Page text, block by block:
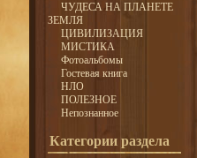
ЧУДЕСА НА ПЛАНЕТЕ
ЗЕМЛЯ
ЦИВИЛИЗАЦИЯ
МИСТИКА
Фотоальбомы
Гостевая книга
НЛО
ПОЛЕЗНОЕ
Непознанное
Категории раздела